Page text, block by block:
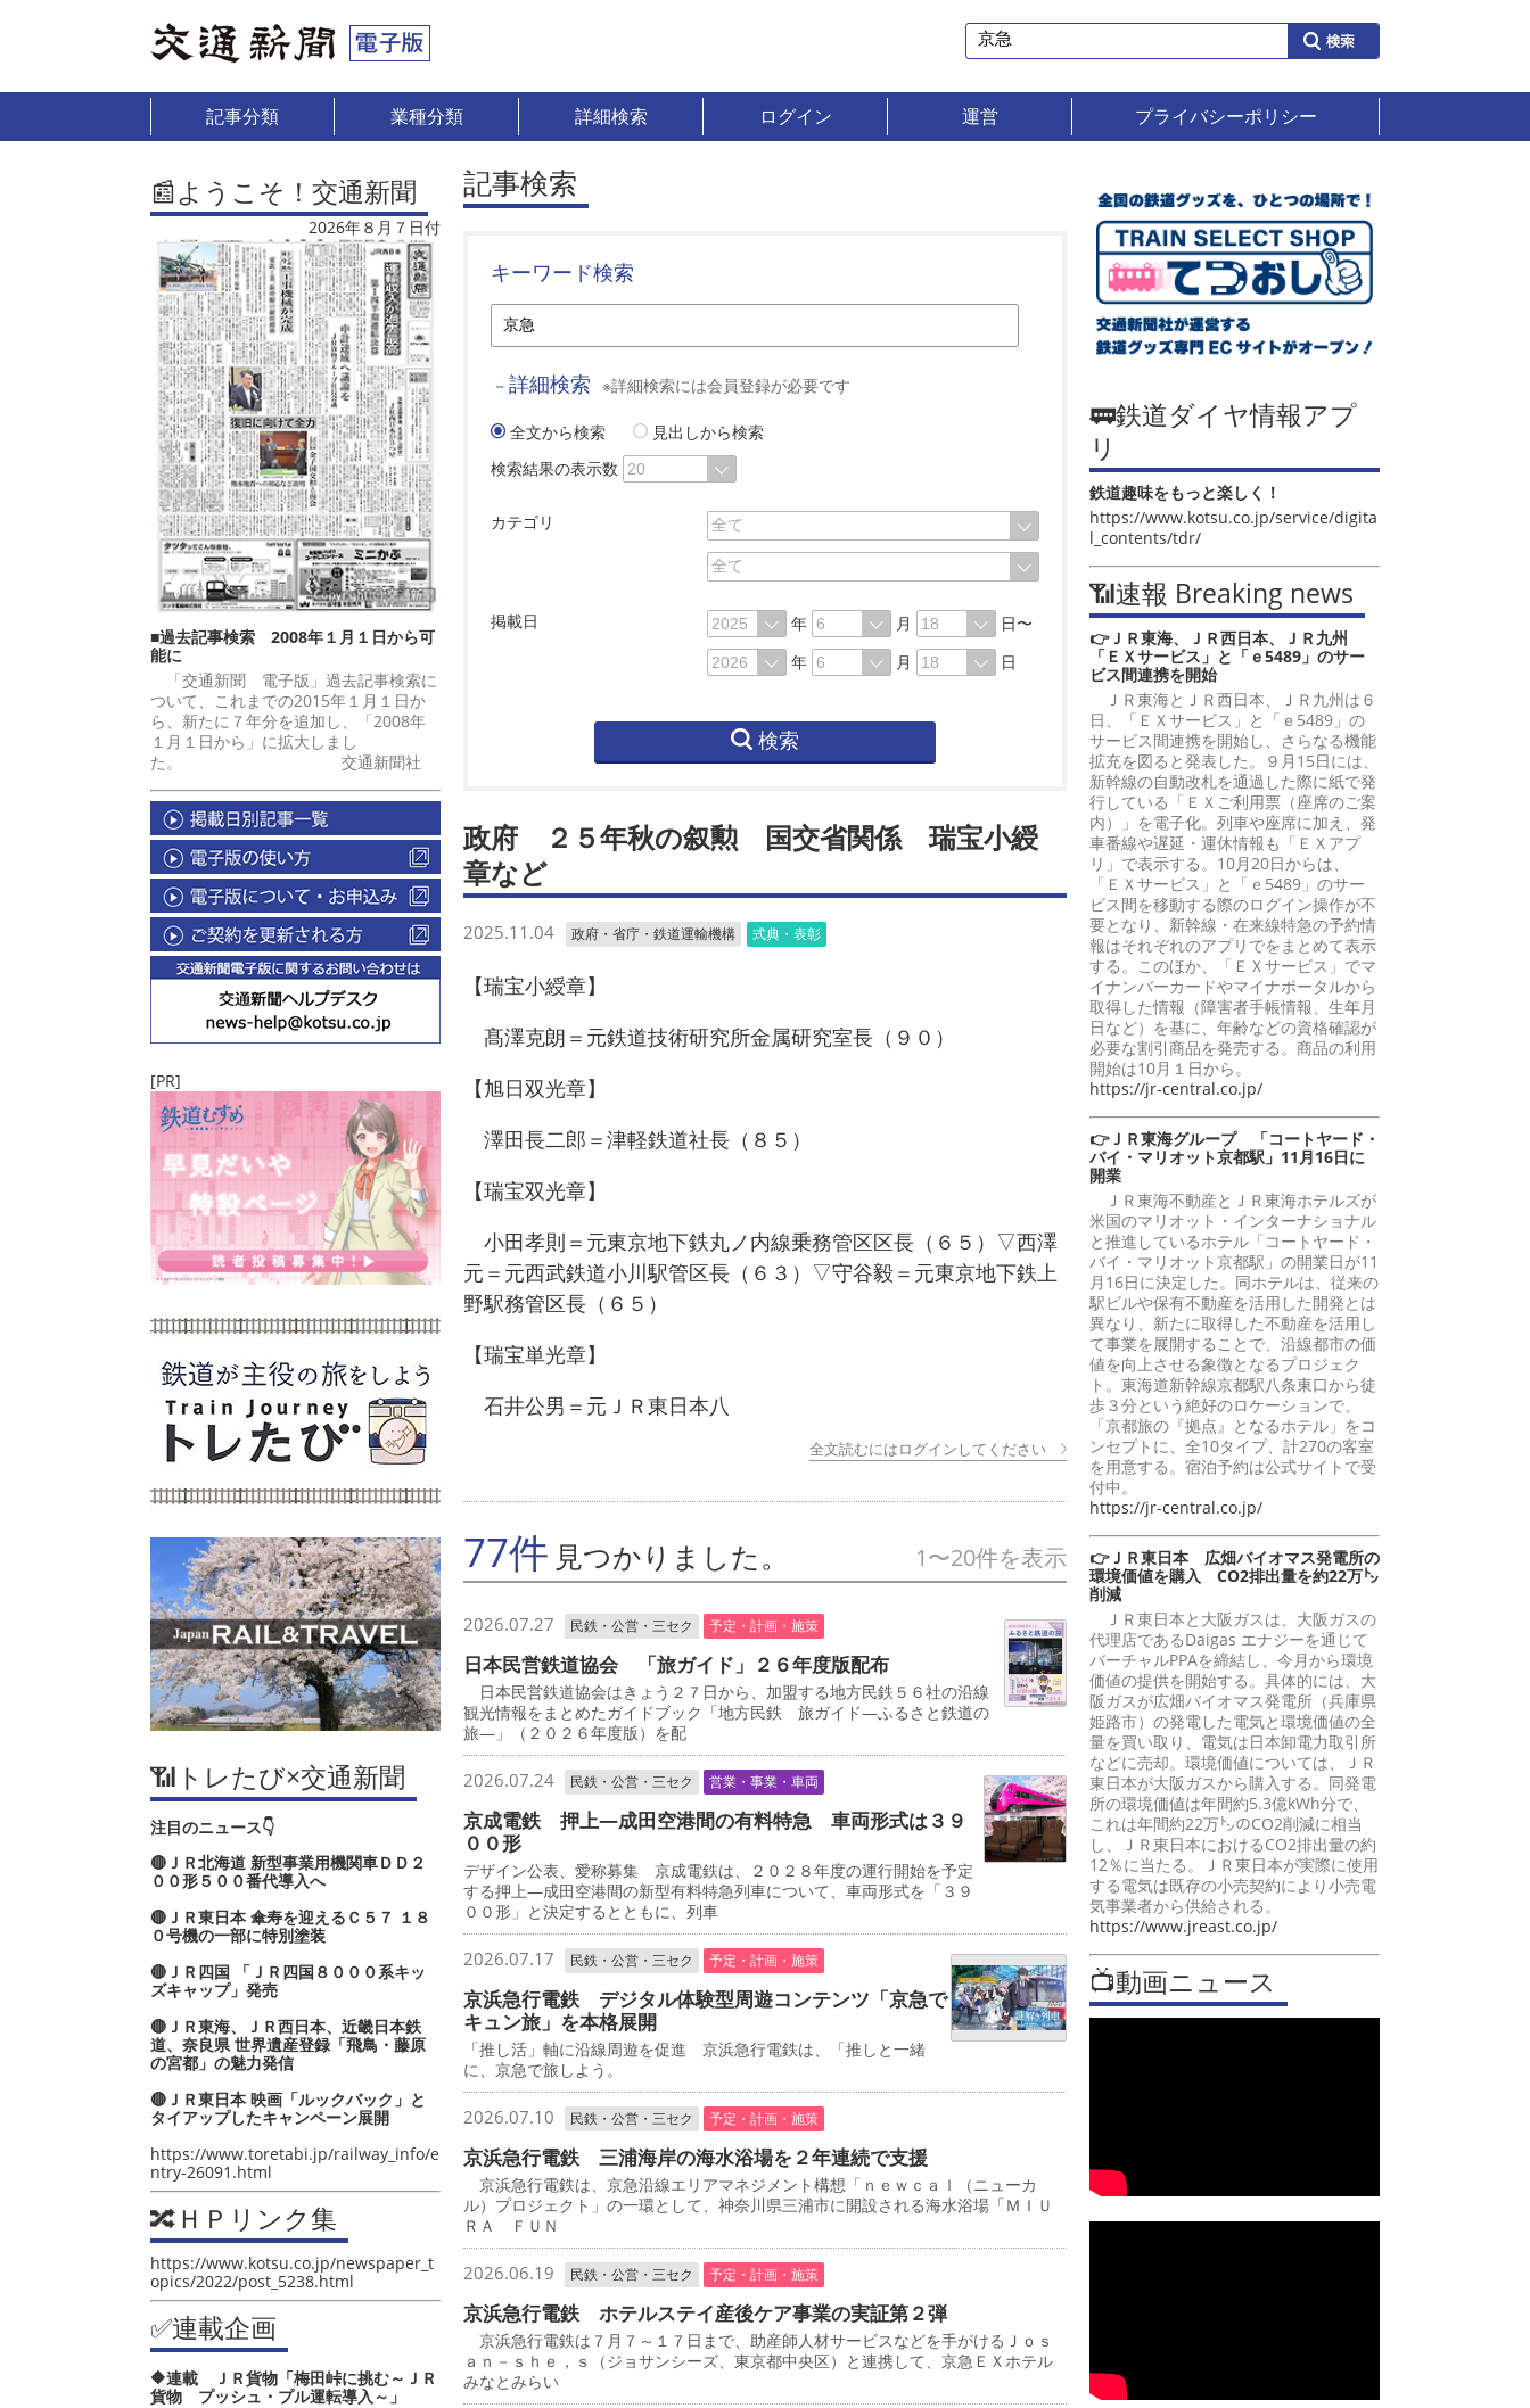
記事分類 業種分類 詳細検索 ログイン 運営 プライバシーポリシー
📰ようこそ！交通新聞
2026年８月７日付
■過去記事検索 2008年１月１日から可
能に
「交通新聞 電子版」過去記事検索に
ついて、これまでの2015年１月１日か
ら、新たに７年分を追加し、「2008年
１月１日から」に拡大しまし
た。 交通新聞社
[PR]
📶トレたび×交通新聞
注目のニュース👇
🔴ＪＲ北海道 新型事業用機関車ＤＤ２
００形５００番代導入へ
🔴ＪＲ東日本 傘寿を迎えるＣ５７ １８
０号機の一部に特別塗装
🔴ＪＲ四国 「ＪＲ四国８０００系キッ
ズキャップ」発売
🔴ＪＲ東海、ＪＲ西日本、近畿日本鉄
道、奈良県 世界遺産登録「飛鳥・藤原
の宮都」の魅力発信
🔴ＪＲ東日本 映画「ルックバック」と
タイアップしたキャンペーン展開
https://www.toretabi.jp/railway_info/e
ntry-26091.html
🔀ＨＰリンク集
https://www.kotsu.co.jp/newspaper_t
opics/2022/post_5238.html
✅連載企画
🔶連載 ＪＲ貨物「梅田峠に挑む～ＪＲ
貨物 プッシュ・プル運転導入～」
記事検索
キーワード検索
－ 詳細検索 ※詳細検索には会員登録が必要です
全文から検索
見出しから検索
検索結果の表示数
カテゴリ
掲載日 年 月
日〜
年
月 日
検索
政府 ２５年秋の叙勲 国交省関係 瑞宝小綬
章など
2025.11.04 政府・省庁・鉄道運輸機構 式典・表彰
【瑞宝小綬章】
髙澤克朗＝元鉄道技術研究所金属研究室長（９０）
【旭日双光章】
澤田長二郎＝津軽鉄道社長（８５）
【瑞宝双光章】
小田孝則＝元東京地下鉄丸ノ内線乗務管区区長（６５）▽西澤
元＝元西武鉄道小川駅管区長（６３）▽守谷毅＝元東京地下鉄上
野駅務管区長（６５）
【瑞宝単光章】
石井公男＝元ＪＲ東日本八
全文読むにはログインしてください
77件 見つかりました。 1〜20件を表示
2026.07.27 民鉄・公営・三セク 予定・計画・施策
日本民営鉄道協会 「旅ガイド」２６年度版配布
日本民営鉄道協会はきょう２７日から、加盟する地方民鉄５６社の沿線
観光情報をまとめたガイドブック「地方民鉄 旅ガイド―ふるさと鉄道の
旅―」（２０２６年度版）を配
2026.07.24 民鉄・公営・三セク 営業・事業・車両
京成電鉄 押上―成田空港間の有料特急 車両形式は３９
００形
デザイン公表、愛称募集 京成電鉄は、２０２８年度の運行開始を予定
する押上―成田空港間の新型有料特急列車について、車両形式を「３９
００形」と決定するとともに、列車
2026.07.17 民鉄・公営・三セク 予定・計画・施策
京浜急行電鉄 デジタル体験型周遊コンテンツ「京急で
キュン旅」を本格展開
「推し活」軸に沿線周遊を促進 京浜急行電鉄は、「推しと一緒
に、京急で旅しよう。
2026.07.10 民鉄・公営・三セク 予定・計画・施策
京浜急行電鉄 三浦海岸の海水浴場を２年連続で支援
京浜急行電鉄は、京急沿線エリアマネジメント構想「ｎｅｗｃａｌ（ニューカ
ル）プロジェクト」の一環として、神奈川県三浦市に開設される海水浴場「ＭＩＵ
ＲＡ ＦＵＮ
2026.06.19 民鉄・公営・三セク 予定・計画・施策
京浜急行電鉄 ホテルステイ産後ケア事業の実証第２弾
京浜急行電鉄は７月７～１７日まで、助産師人材サービスなどを手がけるＪｏｓ
ａｎ－ｓｈｅ，ｓ（ジョサンシーズ、東京都中央区）と連携して、京急ＥＸホテル
みなとみらい
🚃鉄道ダイヤ情報アプ
リ
鉄道趣味をもっと楽しく！
https://www.kotsu.co.jp/service/digita
l_contents/tdr/
📶速報 Breaking news
👉ＪＲ東海、ＪＲ西日本、ＪＲ九州
「ＥＸサービス」と「ｅ5489」のサー
ビス間連携を開始
ＪＲ東海とＪＲ西日本、ＪＲ九州は６
日、「ＥＸサービス」と「ｅ5489」の
サービス間連携を開始し、さらなる機能
拡充を図ると発表した。９月15日には、
新幹線の自動改札を通過した際に紙で発
行している「ＥＸご利用票（座席のご案
内）」を電子化。列車や座席に加え、発
車番線や遅延・運休情報も「ＥＸアプ
リ」で表示する。10月20日からは、
「ＥＸサービス」と「ｅ5489」のサー
ビス間を移動する際のログイン操作が不
要となり、新幹線・在来線特急の予約情
報はそれぞれのアプリでをまとめて表示
する。このほか、「ＥＸサービス」でマ
イナンバーカードやマイナポータルから
取得した情報（障害者手帳情報、生年月
日など）を基に、年齢などの資格確認が
必要な割引商品を発売する。商品の利用
開始は10月１日から。
https://jr-central.co.jp/
👉ＪＲ東海グループ 「コートヤード・
バイ・マリオット京都駅」11月16日に
開業
ＪＲ東海不動産とＪＲ東海ホテルズが
米国のマリオット・インターナショナル
と推進しているホテル「コートヤード・
バイ・マリオット京都駅」の開業日が11
月16日に決定した。同ホテルは、従来の
駅ビルや保有不動産を活用した開発とは
異なり、新たに取得した不動産を活用し
て事業を展開することで、沿線都市の価
値を向上させる象徴となるプロジェク
ト。東海道新幹線京都駅八条東口から徒
歩３分という絶好のロケーションで、
「京都旅の『拠点』となるホテル」をコ
ンセプトに、全10タイプ、計270の客室
を用意する。宿泊予約は公式サイトで受
付中。
https://jr-central.co.jp/
👉ＪＲ東日本 広畑バイオマス発電所の
環境価値を購入 CO2排出量を約22万㌧
削減
ＪＲ東日本と大阪ガスは、大阪ガスの
代理店であるDaigas エナジーを通じて
バーチャルPPAを締結し、今月から環境
価値の提供を開始する。具体的には、大
阪ガスが広畑バイオマス発電所（兵庫県
姫路市）の発電した電気と環境価値の全
量を買い取り、電気は日本卸電力取引所
などに売却。環境価値については、ＪＲ
東日本が大阪ガスから購入する。同発電
所の環境価値は年間約5.3億kWh分で、
これは年間約22万㌧のCO2削減に相当
し、ＪＲ東日本におけるCO2排出量の約
12％に当たる。ＪＲ東日本が実際に使用
する電気は既存の小売契約により小売電
気事業者から供給される。
https://www.jreast.co.jp/
📺動画ニュース